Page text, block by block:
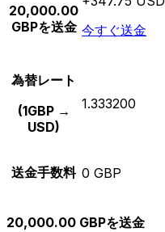
20,000.00
GBPを送金 今すぐ送金
為替レート
(1GBP →
USD)
1.333200
送金手数料 0 GBP
20,000.00 GBPを送金